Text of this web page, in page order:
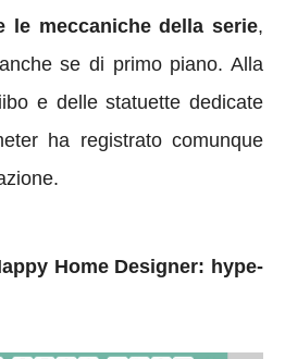
le meccaniche della serie,
se di primo piano. Alla
e delle statuette dedicate
ha registrato comunque
Home Designer: hype-